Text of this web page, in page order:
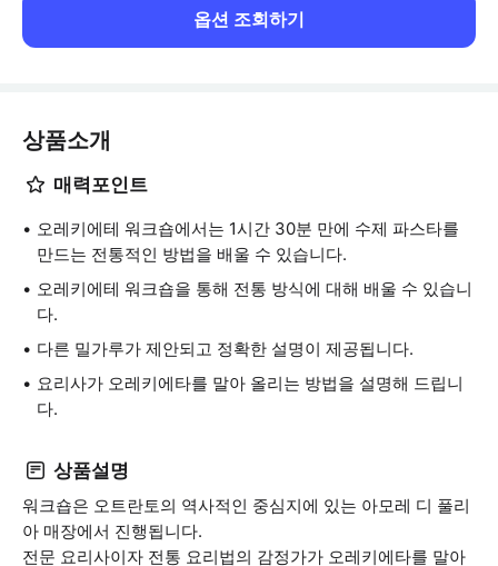
옵션 조회하기
상품소개
매력포인트
오레키에테 워크숍에서는 1시간 30분 만에 수제 파스타를
만드는 전통적인 방법을 배울 수 있습니다.
오레키에테 워크숍을 통해 전통 방식에 대해 배울 수 있습니
다.
다른 밀가루가 제안되고 정확한 설명이 제공됩니다.
요리사가 오레키에타를 말아 올리는 방법을 설명해 드립니
다.
상품설명
워크숍은 오트란토의 역사적인 중심지에 있는 아모레 디 풀리
아 매장에서 진행됩니다.
전문 요리사이자 전통 요리법의 감정가가 오레키에타를 말아